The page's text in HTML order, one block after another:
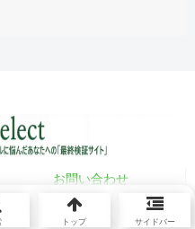
お問い合わせ
Select.
トップ サイドバー